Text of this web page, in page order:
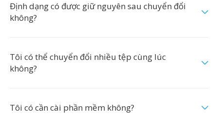
Định dạng có được giữ nguyên sau chuyển đổi
không?
Tôi có thể chuyển đổi nhiều tệp cùng lúc
không?
Tôi có cần cài phần mềm không?